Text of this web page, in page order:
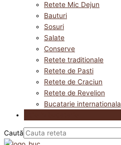
Retete Mic Dejun
Bauturi
Sosuri
Salate
Conserve
Retete traditionale
Retete de Pasti
Retete de Craciun
Retete de Revelion
Bucatarie internationala
Caută